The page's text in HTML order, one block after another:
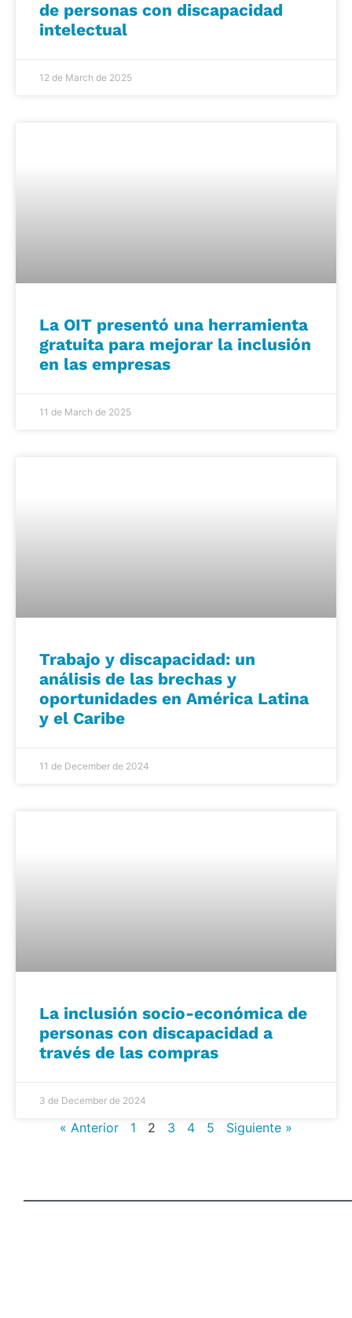
de personas con discapacidad
intelectual
12 de March de 2025
La OIT presentó una herramienta
gratuita para mejorar la inclusión
en las empresas
11 de March de 2025
Trabajo y discapacidad: un
análisis de las brechas y
oportunidades en América Latina
y el Caribe
11 de December de 2024
La inclusión socio-económica de
personas con discapacidad a
través de las compras
3 de December de 2024
« Anterior 1 2 3 4 5 Siguiente »